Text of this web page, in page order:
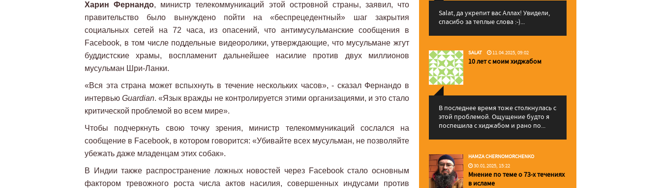
Харин Фернандо, министр телекоммуникаций этой островной страны, заявил, что
правительство было вынуждено пойти на «беспрецедентный» шаг закрытия
социальных сетей на 72 часа, из опасений, что антимусульманские сообщения в
Facebook, в том числе поддельные видеоролики, утверждающие, что мусульмане жгут
буддистские храмы, воспламенит дальнейшее насилие против двух миллионов
мусульман Шри-Ланки.
«Вся эта страна может вспыхнуть в течение нескольких часов», - сказал Фернандо в
интервью Guardian. «Язык вражды не контролируется этими организациями, и это стало
критической проблемой во всем мире».
Чтобы подчеркнуть свою точку зрения, министр телекоммуникаций сослался на
сообщение в Facebook, в котором говорится: «Убивайте всех мусульман, не позволяйте
убежать даже младенцам этих собак».
В Индии также распространение ложных новостей через Facebook стало основным
фактором тревожного роста числа актов насилия, совершенных индусами против
Salat, да укрепит вас Аллаx! Увидели,
спасибо за теплые слова :-)...
SALAT 11.04.2025, 09:02
10 лет с моим хиджабом
В последнее время тоже столкнулась с
этой проблемой. Ощущение будто я
поспешила с хиджабом и рано по...
HAMZA CHERNOMORCHENKO
30.01.2025, 15:22
Мнение по теме о 73-х течениях
в исламе